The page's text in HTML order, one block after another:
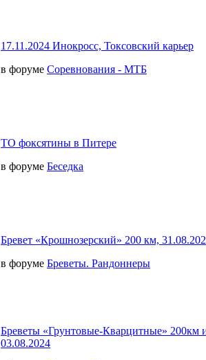
17.11.2024 Инокросс, Токсовский карьер
в форуме Соревнования - МТБ
ТО фоксятины в Питере
в форуме Беседка
Бревет «Крошнозерский» 200 км,
в форуме Бреветы. Рандоннеры
Бреветы «Грунтовые-Кварцитные» 200км
03.08.2024